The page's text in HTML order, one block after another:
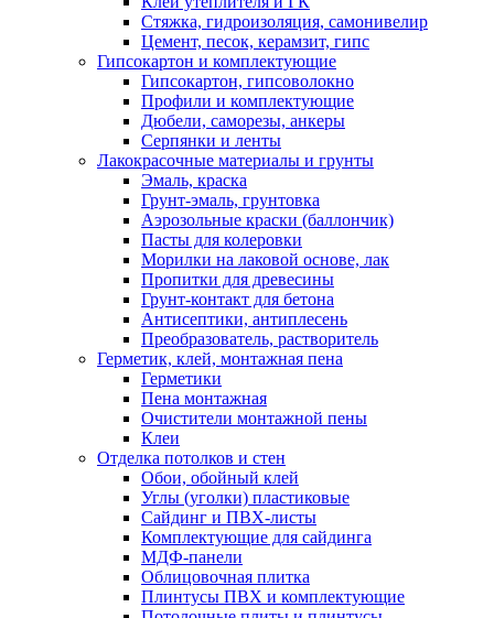
Стяжка, гидроизоляция, самонивелир
Цемент, песок, керамзит, гипс
Гипсокартон и комплектующие
Гипсокартон, гипсоволокно
Профили и комплектующие
Дюбели, саморезы, анкеры
Серпянки и ленты
Лакокрасочные материалы и грунты
Эмаль, краска
Грунт-эмаль, грунтовка
Аэрозольные краски (баллончик)
Пасты для колеровки
Морилки на лаковой основе, лак
Пропитки для древесины
Грунт-контакт для бетона
Антисептики, антиплесень
Преобразователь, растворитель
Герметик, клей, монтажная пена
Герметики
Пена монтажная
Очистители монтажной пены
Клеи
Отделка потолков и стен
Обои, обойный клей
Углы (уголки) пластиковые
Сайдинг и ПВХ-листы
Комплектующие для сайдинга
МДФ-панели
Облицовочная плитка
Плинтусы ПВХ и комплектующие